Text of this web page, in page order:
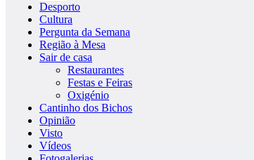
Desporto
Cultura
Pergunta da Semana
Região à Mesa
Sair de casa
Restaurantes
Festas e Feiras
Oxigénio
Cantinho dos Bichos
Opinião
Visto
Vídeos